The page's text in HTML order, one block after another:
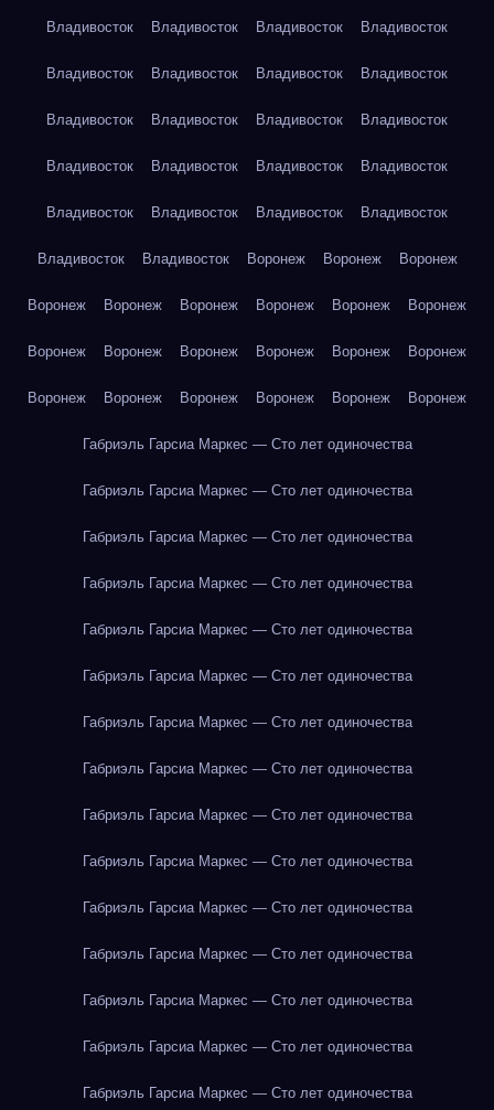
Владивосток Владивосток Владивосток Владивосток
Владивосток Владивосток Владивосток Владивосток
Владивосток Владивосток Владивосток Владивосток
Владивосток Владивосток Владивосток Владивосток
Владивосток Владивосток Владивосток Владивосток
Владивосток Владивосток Воронеж Воронеж Воронеж
Воронеж Воронеж Воронеж Воронеж Воронеж Воронеж
Воронеж Воронеж Воронеж Воронеж Воронеж Воронеж
Воронеж Воронеж Воронеж Воронеж Воронеж Воронеж
Габриэль Гарсиа Маркес — Сто лет одиночества
Габриэль Гарсиа Маркес — Сто лет одиночества
Габриэль Гарсиа Маркес — Сто лет одиночества
Габриэль Гарсиа Маркес — Сто лет одиночества
Габриэль Гарсиа Маркес — Сто лет одиночества
Габриэль Гарсиа Маркес — Сто лет одиночества
Габриэль Гарсиа Маркес — Сто лет одиночества
Габриэль Гарсиа Маркес — Сто лет одиночества
Габриэль Гарсиа Маркес — Сто лет одиночества
Габриэль Гарсиа Маркес — Сто лет одиночества
Габриэль Гарсиа Маркес — Сто лет одиночества
Габриэль Гарсиа Маркес — Сто лет одиночества
Габриэль Гарсиа Маркес — Сто лет одиночества
Габриэль Гарсиа Маркес — Сто лет одиночества
Габриэль Гарсиа Маркес — Сто лет одиночества